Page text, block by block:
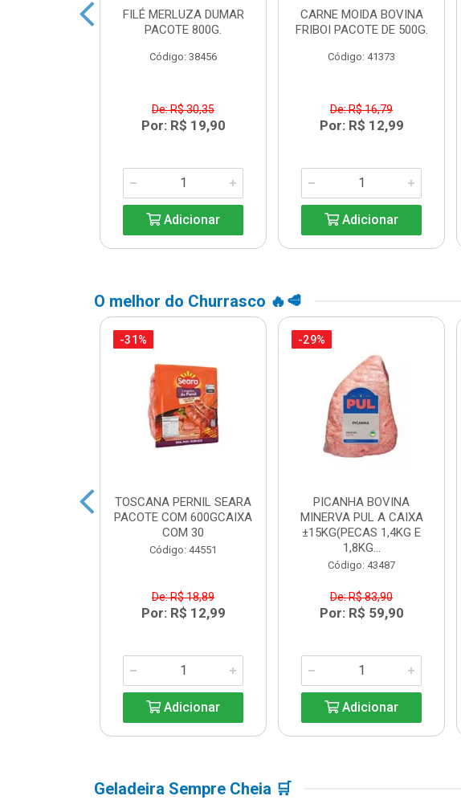
FILÉ MERLUZA DUMAR
PACOTE 800G.
Código: 38456
De: R$ 30,35
Por: R$ 19,90
Adicionar
CARNE MOIDA BOVINA
FRIBOI PACOTE DE 500G.
Código: 41373
De: R$ 16,79
Por: R$ 12,99
Adicionar
O melhor do Churrasco 🔥🥩
-31%
TOSCANA PERNIL SEARA
PACOTE COM 600GCAIXA
COM 30
Código: 44551
De: R$ 18,89
Por: R$ 12,99
Adicionar
-29%
PICANHA BOVINA
MINERVA PUL A CAIXA
±15KG(PECAS 1,4KG E
1,8KG...
Código: 43487
De: R$ 83,90
Por: R$ 59,90
Adicionar
Geladeira Sempre Cheia 🛒